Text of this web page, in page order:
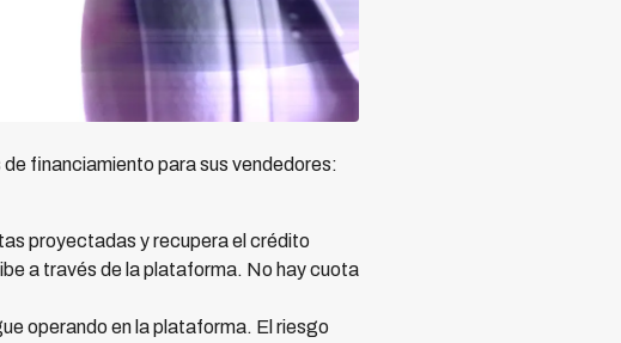
financiamiento para sus vendedores:
proyectadas y recupera el crédito
a través de la plataforma. No hay cuota
operando en la plataforma. El riesgo